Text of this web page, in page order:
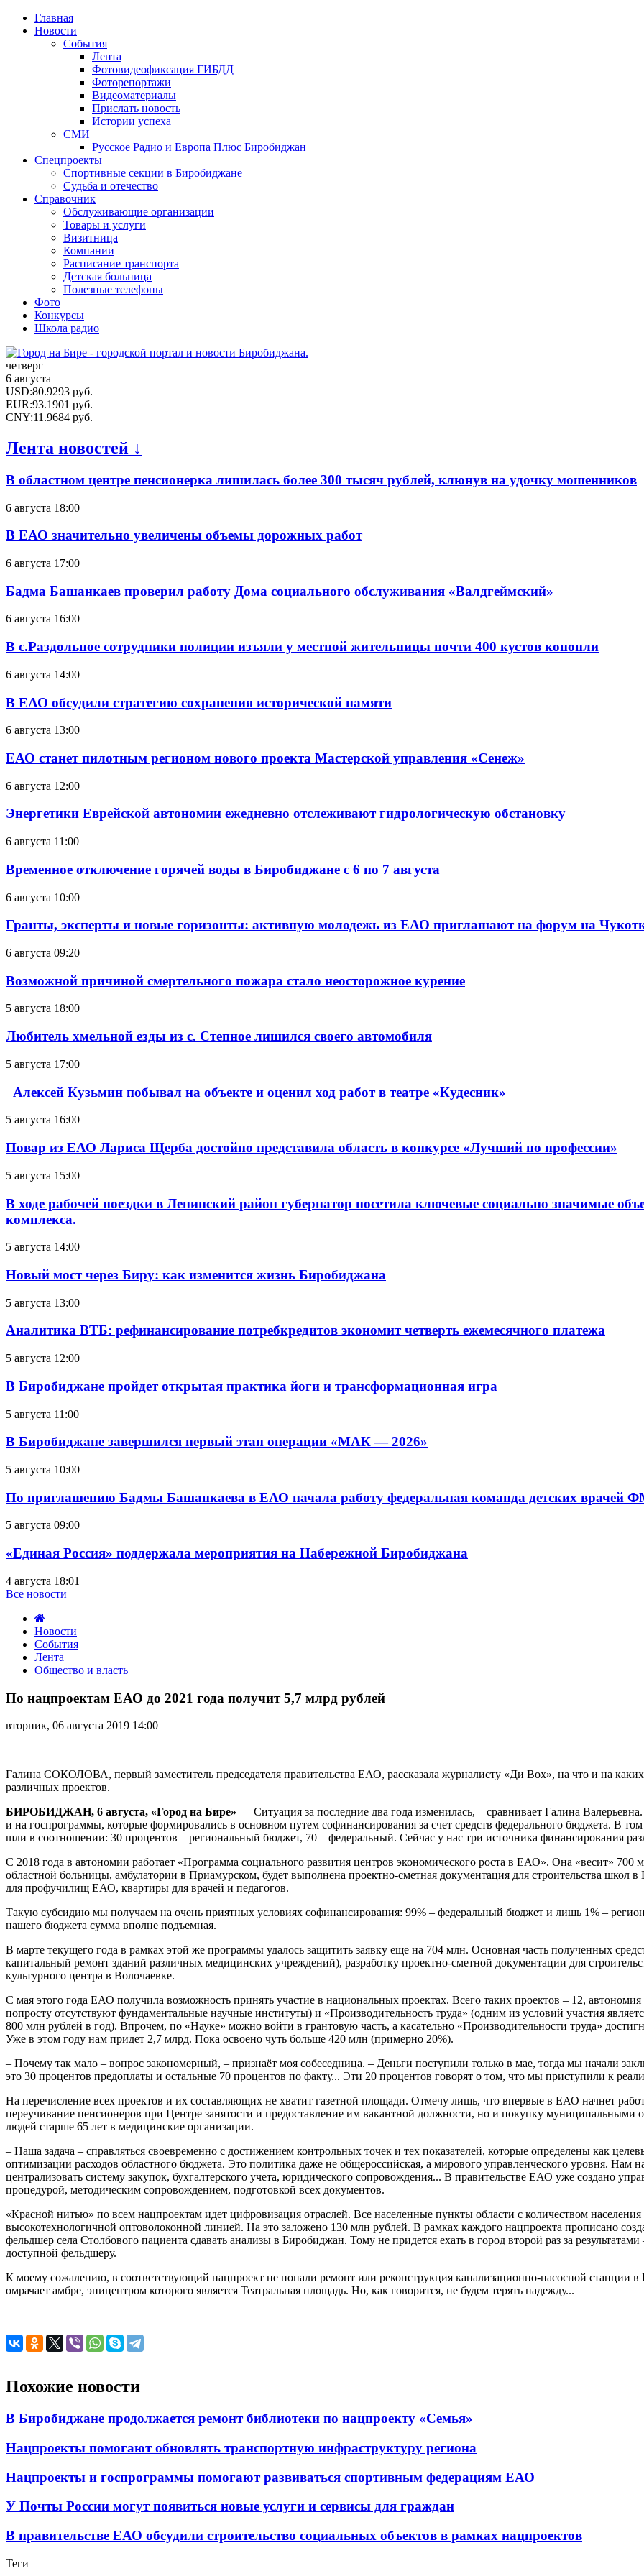
Главная
Новости
События
Лента
Фотовидеофиксация ГИБДД
Фоторепортажи
Видеоматериалы
Прислать новость
Истории успеха
СМИ
Русское Радио и Европа Плюс Биробиджан
Спецпроекты
Спортивные секции в Биробиджане
Судьба и отечество
Справочник
Обслуживающие организации
Товары и услуги
Визитница
Компании
Расписание транспорта
Детская больница
Полезные телефоны
Фото
Конкурсы
Школа радио
четверг
6 августа
USD:80.9293 руб.
EUR:93.1901 руб.
CNY:11.9684 руб.
Лента новостей ↓
В областном центре пенсионерка лишилась более 300 тысяч рублей, клюнув на удочку мошенников
6 августа 18:00
В ЕАО значительно увеличены объемы дорожных работ
6 августа 17:00
Бадма Башанкаев проверил работу Дома социального обслуживания «Валдгеймский»
6 августа 16:00
В с.Раздольное сотрудники полиции изъяли у местной жительницы почти 400 кустов конопли
6 августа 14:00
В ЕАО обсудили стратегию сохранения исторической памяти
6 августа 13:00
ЕАО станет пилотным регионом нового проекта Мастерской управления «Сенеж»
6 августа 12:00
Энергетики Еврейской автономии ежедневно отслеживают гидрологическую обстановку
6 августа 11:00
Временное отключение горячей воды в Биробиджане с 6 по 7 августа
6 августа 10:00
Гранты, эксперты и новые горизонты: активную молодежь из ЕАО приглашают на форум на
6 августа 09:20
Возможной причиной смертельного пожара стало неосторожное курение
5 августа 18:00
Любитель хмельной езды из с. Степное лишился своего автомобиля
5 августа 17:00
Алексей Кузьмин побывал на объекте и оценил ход работ в театре «Кудесник»
5 августа 16:00
Повар из ЕАО Лариса Щерба достойно представила область в конкурсе «Лучший по профессии»
5 августа 15:00
В ходе рабочей поездки в Ленинский район губернатор посетила ключевые социально значимые
комплекса.
5 августа 14:00
Новый мост через Биру: как изменится жизнь Биробиджана
5 августа 13:00
Аналитика ВТБ: рефинансирование потребкредитов экономит четверть ежемесячного платежа
5 августа 12:00
В Биробиджане пройдет открытая практика йоги и трансформационная игра
5 августа 11:00
В Биробиджане завершился первый этап операции «МАК — 2026»
5 августа 10:00
По приглашению Бадмы Башанкаева в ЕАО начала работу федеральная команда детских врачей
5 августа 09:00
«Единая Россия» поддержала мероприятия на Набережной Биробиджана
4 августа 18:01
Все новости
Новости
События
Лента
Общество и власть
нацпроектам
ЕАО
до
2021
5,7
млрд
По нацпроектам ЕАО до 2021 года получит 5,7 млрд рублей
вторник, 06 августа 2019 14:00
Галина СОКОЛОВА, первый заместитель председателя правительства ЕАО, рассказала журналисту «Ди Вох», на что и на
различных проектов.
БИРОБИДЖАН, 6 августа, «Город на Бире» — Ситуация за последние два года изменилась, – сравнивает Галина
и на госпрограммы, которые формировались в основном путем софинансирования за счет средств федерального бюджета. В
шли в соотношении: 30 процентов – региональный бюджет, 70 – федеральный. Сейчас у нас три источника финансирования
С 2018 года в автономии работает «Программа социального развития центров экономического роста в ЕАО». Она «весит» 700
областной больницы, амбулатории в Приамурском, будет выполнена проектно-сметная документация для строительства школ
для профучилищ ЕАО, квартиры для врачей и педагогов.
Такую субсидию мы получаем на очень приятных условиях софинансирования: 99% – федеральный бюджет и лишь 1% –
нашего бюджета сумма вполне подъемная.
В марте текущего года в рамках этой же программы удалось защитить заявку еще на 704 млн. Основная часть полученных
капитальный ремонт зданий различных медицинских учреждений), разработку проектно-сметной документации для
культурного центра в Волочаевке.
С мая этого года ЕАО получила возможность принять участие в национальных проектах. Всего таких проектов – 12,
попросту отсутствуют фундаментальные научные институты) и «Производительность труда» (одним из условий участия
800 млн рублей в год). Впрочем, по «Науке» можно войти в грантовую часть, а касательно «Производительности труда»
Уже в этом году нам придет 2,7 млрд. Пока освоено чуть больше 420 млн (примерно 20%).
– Почему так мало – вопрос закономерный, – признаёт моя собеседница. – Деньги поступили только в мае, тогда мы начали
это 30 процентов предоплаты и остальные 70 процентов по факту... Эти 20 процентов говорят о том, что мы приступили к
На перечисление всех проектов и их составляющих не хватит газетной площади. Отмечу лишь, что впервые в ЕАО начнет
переучивание пенсионеров при Центре занятости и предоставление им вакантной должности, но и покупку муниципальными
людей старше 65 лет в медицинские организации.
– Наша задача – справляться своевременно с достижением контрольных точек и тех показателей, которые определены как
оптимизации расходов областного бюджета. Это политика даже не общероссийская, а мирового управленческого уровня. Нам
централизовать систему закупок, бухгалтерского учета, юридического сопровождения... В правительстве ЕАО уже создано
процедурой, методическим сопровождением, подготовкой всех документов.
«Красной нитью» по всем нацпроектам идет цифровизация отраслей. Все населенные пункты области с количеством
высокотехнологичной оптоволоконной линией. На это заложено 130 млн рублей. В рамках каждого нацпроекта прописано
фельдшер села Столбового пациента сдавать анализы в Биробиджан. Тому не придется ехать в город второй раз за
доступной фельдшеру.
К моему сожалению, в соответствующий нацпроект не попали ремонт или реконструкция канализационно-насосной станции
омрачает амбре, эпицентром которого является Театральная площадь. Но, как говорится, не будем терять надежду...
Похожие новости
В Биробиджане продолжается ремонт библиотеки по нацпроекту «Семья»
Нацпроекты помогают обновлять транспортную инфраструктуру региона
Нацпроекты и госпрограммы помогают развиваться спортивным федерациям ЕАО
У Почты России могут появиться новые услуги и сервисы для граждан
В правительстве ЕАО обсудили строительство социальных объектов в рамках нацпроектов
Теги